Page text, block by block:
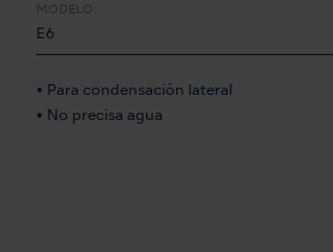
MODELO:
E6
• Para condensación lateral
• No precisa agua